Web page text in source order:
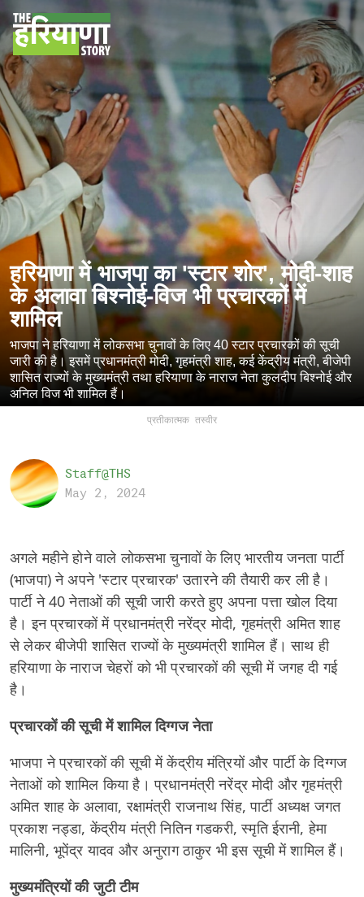
हरियाणा में भाजपा का 'स्टार शोर', मोदी-शाह
के अलावा बिश्नोई-विज भी प्रचारकों में
शामिल
भाजपा ने हरियाणा में लोकसभा चुनावों के लिए 40 स्टार प्रचारकों की सूची
जारी की है। इसमें प्रधानमंत्री मोदी, गृहमंत्री शाह, कई केंद्रीय मंत्री, बीजेपी
शासित राज्यों के मुख्यमंत्री तथा हरियाणा के नाराज नेता कुलदीप बिश्नोई और
अनिल विज भी शामिल हैं।
प्रतीकात्मक तस्वीर
Staff@THS
May 2, 2024
अगले महीने होने वाले लोकसभा चुनावों के लिए भारतीय जनता पार्टी
(भाजपा) ने अपने 'स्टार प्रचारक' उतारने की तैयारी कर ली है।
पार्टी ने 40 नेताओं की सूची जारी करते हुए अपना पत्ता खोल दिया
है। इन प्रचारकों में प्रधानमंत्री नरेंद्र मोदी, गृहमंत्री अमित शाह
से लेकर बीजेपी शासित राज्यों के मुख्यमंत्री शामिल हैं। साथ ही
हरियाणा के नाराज चेहरों को भी प्रचारकों की सूची में जगह दी गई
है।
प्रचारकों की सूची में शामिल दिग्गज नेता
भाजपा ने प्रचारकों की सूची में केंद्रीय मंत्रियों और पार्टी के दिग्गज
नेताओं को शामिल किया है। प्रधानमंत्री नरेंद्र मोदी और गृहमंत्री
अमित शाह के अलावा, रक्षामंत्री राजनाथ सिंह, पार्टी अध्यक्ष जगत
प्रकाश नड्डा, केंद्रीय मंत्री नितिन गडकरी, स्मृति ईरानी, हेमा
मालिनी, भूपेंद्र यादव और अनुराग ठाकुर भी इस सूची में शामिल हैं।
मुख्यमंत्रियों की जुटी टीम